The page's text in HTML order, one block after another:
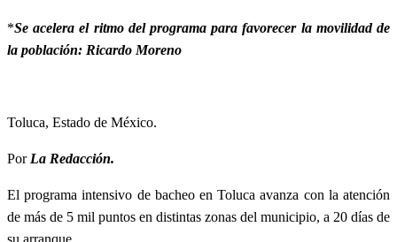
*Se acelera el ritmo del programa para favorecer la movilidad de
la población: Ricardo Moreno
Toluca, Estado de México.
Por La Redacción.
El programa intensivo de bacheo en Toluca avanza con la atención
de más de 5 mil puntos en distintas zonas del municipio, a 20 días de
su arranque.